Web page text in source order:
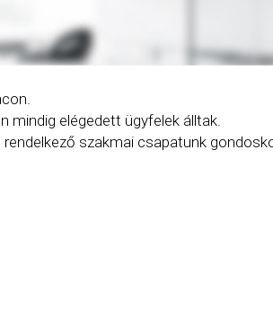
mindig elégedett ügyfelek álltak.
szakmai csapatunk